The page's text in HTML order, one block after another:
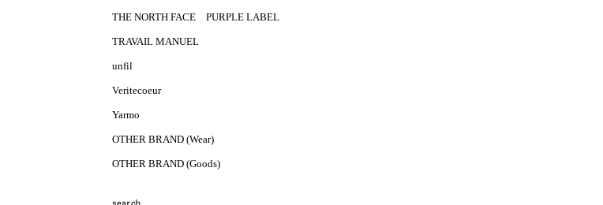
THE NORTH FACE PURPLE LABEL
TRAVAIL MANUEL
unfil
Veritecoeur
Yarmo
OTHER BRAND (Wear)
OTHER BRAND (Goods)